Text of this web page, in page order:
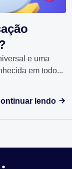
e uma
em todo...
lendo